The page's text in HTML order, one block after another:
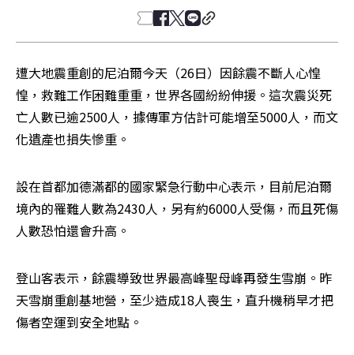
遭大地震重創的尼泊爾今天（26日）因餘震不斷人心惶
惶，救難工作困難重重，世界各國紛紛伸援。這次震災死
亡人數已逾2500人，據傳軍方估計可能增至5000人，而文
化遺產也損失慘重。
設在首都加德滿都的國家緊急行動中心表示，目前尼泊爾
境內的罹難人數為2430人，另有約6000人受傷，而且死傷
人數恐怕還會升高。
登山客表示，餘震導致世界最高峰聖母峰再發生雪崩。昨
天雪崩重創基地營，至少造成18人喪生，直升機稍早才把
傷者空運到安全地點。